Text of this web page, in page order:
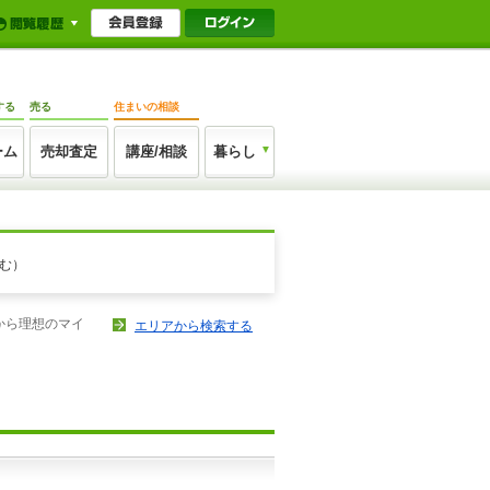
る
ム
売る
売却査定
住まいの相談
講座/相談 暮らし
）
理想のマイ
エリアから検索する